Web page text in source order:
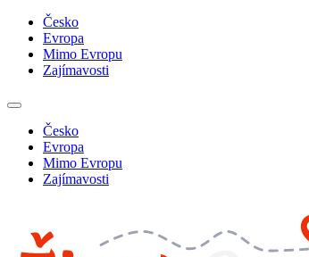
Česko
Evropa
Mimo Evropu
Zajímavosti
Česko
Evropa
Mimo Evropu
Zajímavosti